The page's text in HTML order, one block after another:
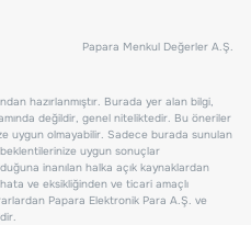
Papara Menkul Değerler A.Ş.
hazırlanmıştır. Burada yer alan bilgi,
değildir, genel niteliktedir. Bu öneriler
uygun olmayabilir. Sadece burada sunulan
beklentilerinize uygun sonuçlar
inanılan halka açık kaynaklardan
ve eksikliğinden ve ticari amaçlı
Papara Elektronik Para A.Ş. ve